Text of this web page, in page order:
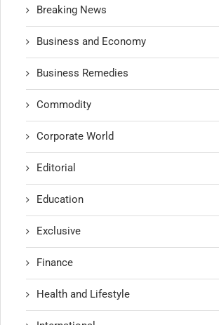
Breaking News
Business and Economy
Business Remedies
Commodity
Corporate World
Editorial
Education
Exclusive
Finance
Health and Lifestyle